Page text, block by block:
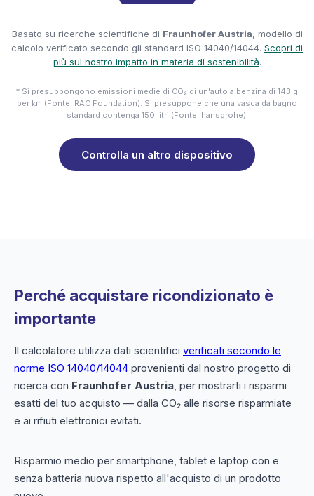
Basato su ricerche scientifiche di Fraunhofer Austria, modello di
calcolo verificato secondo gli standard ISO 14040/14044. Scopri di
più sul nostro impatto in materia di sostenibilità.
* Si presuppongono emissioni medie di CO₂ di un'auto a benzina di 143 g
per km (Fonte: RAC Foundation). Si presuppone che una vasca da bagno
standard contenga 150 litri (Fonte: hansgrohe).
Controlla un altro dispositivo
Perché acquistare ricondizionato è
importante
Il calcolatore utilizza dati scientifici verificati secondo le
norme ISO 14040/14044 provenienti dal nostro progetto di
ricerca con Fraunhofer Austria, per mostrarti i risparmi
esatti del tuo acquisto — dalla CO₂ alle risorse risparmiate
e ai rifiuti elettronici evitati.
Risparmio medio per smartphone, tablet e laptop con e
senza batteria nuova rispetto all'acquisto di un prodotto